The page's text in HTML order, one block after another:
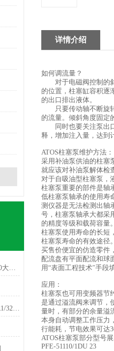
倍加福接近开关NCN8-18GM40-N0大量现货库存
REXROTH柱塞泵A10VSO071DFR1/32R-VPB12N00特点
详情介绍
如何调流量？
对于电磁阀控制的斜
的位置，柱塞缸容积逐
的出口排出液体。
只要传动轴不断旋转
的流量。倾斜角度固定
同时也要关注泵出口
释，增加注入量，达到
ATOS柱塞泵维护方法：
采用补油泵供油的柱塞
就应该对补油泵解体检
对于自吸油型柱塞泵，
柱塞泵重要的部件是轴
低柱塞泵轴承的使用寿
测仪器是无法检测出轴
号，柱塞泵轴承大都采
的精度等级和载荷容量
柱塞泵使用寿命的长短
柱塞泵寿命的有效途径
买售价便宜的仿造零件
配流盘有平面配流和球
用“表面工程技术"手段
应用：
柱塞泵也可用变频器节
是通过溢流阀来调节，
量时，有部分的余量溢
本身自动调整工作压力
行能耗，节电效果可达
ATOS柱塞泵部分型号
PFE-51110/1DU 23